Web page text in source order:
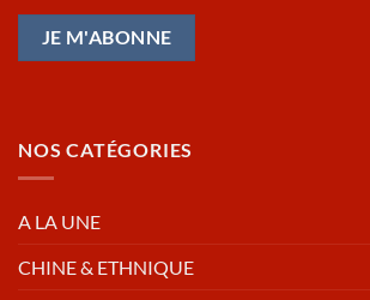
NOS CATÉGORIES
A LA UNE
CHINE & ETHNIQUE